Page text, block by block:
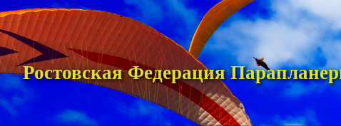
Ростовская Федерация